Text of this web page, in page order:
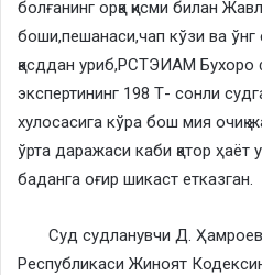
болғанинг орқа қисми билан
боши,пешанаси,чап кўзи ва ўнг
қасддан уриб,РСТЭИАМ Бухоро
экспертининг 198 Т- сонли
хулосасига кўра бош мия очиқ
ўрта даражаси каби қатор ҳаёт
баданга оғир шикаст етказган.
Суд судланувчи Д.
Республикаси Жиноят